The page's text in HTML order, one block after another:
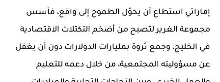
إماراتي استطاع أن يحوّل الطموح إلى واقع، فأسس
مجموعة الغرير لتصبح من أضخم التكتلات الاقتصادية
في الخليج، وجمع ثروة بمليارات الدولارات دون أن يغفل
عن مسؤوليته المجتمعية، من خلال دعمه للتعليم